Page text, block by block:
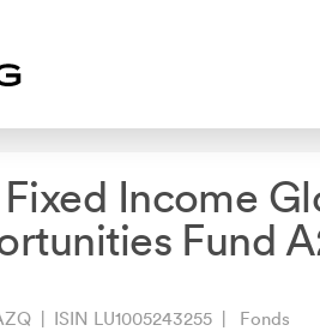
Fixed Income
Fund
| ISIN LU1005243255 | Fonds